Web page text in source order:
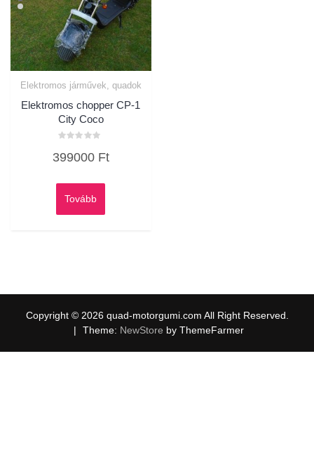
Elektromos járművek, quadok
Elektromos chopper CP-1
City Coco
0
399000 Ft
Tovább
Copyright © 2026 quad-motorgumi.com All Right Reserved.
|
Theme: NewStore by ThemeFarmer